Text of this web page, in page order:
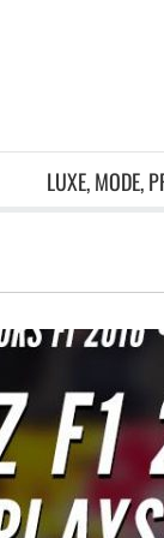
LUXE, MODE,